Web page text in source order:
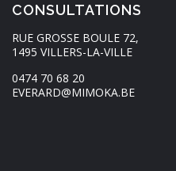
CONSULTATIONS
RUE GROSSE BOULE 72,
1495 VILLERS-LA-VILLE
0474 70 68 20
EVERARD@MIMOKA.BE